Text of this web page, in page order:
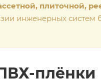
плиточной,
инженерных систем
плёнки